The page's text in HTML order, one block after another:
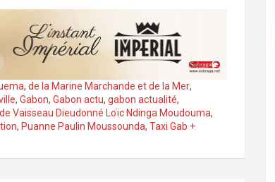
, de la Marine Marchande et de la Mer,
, Gabon, Gabon actu, gabon actualité,
Vaisseau Dieudonné Loïc Ndinga Moudouma,
, Puanne Paulin Moussounda, Taxi Gab +